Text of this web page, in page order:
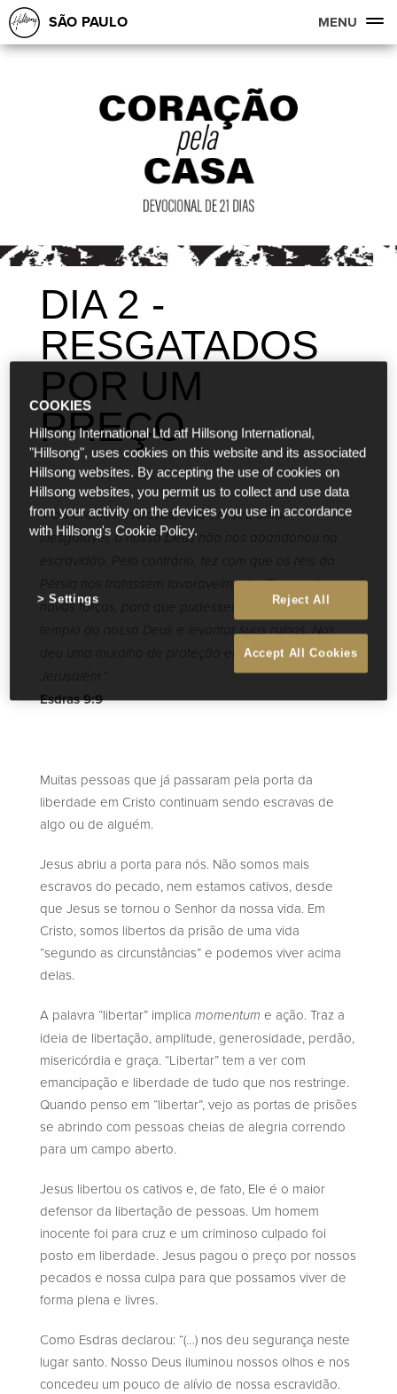
SÃO PAULO MENU
DIA 2 -
RESGATADOS
POR UM
PREÇO
Nov 9 2021
“Pois éramos escravos, mas em seu amor
inesgotável, o nosso Deus não nos abandonou na
escravidão. Pelo contrário, fez com que os reis da
Pérsia nos tratassem favoravelmente. Ele nos deu
novas forças, para que pudéssemos reconstruir o
templo do nosso Deus e levantar suas ruínas. Nos
deu uma muralha de proteção em Judá e em
Jerusalém.”
Esdras 9:9
Muitas pessoas que já passaram pela porta da
liberdade em Cristo continuam sendo escravas de
algo ou de alguém.
Jesus abriu a porta para nós. Não somos mais
escravos do pecado, nem estamos cativos, desde
que Jesus se tornou o Senhor da nossa vida. Em
Cristo, somos libertos da prisão de uma vida
“segundo as circunstâncias” e podemos viver acima
delas.
A palavra “libertar” implica momentum e ação. Traz a
ideia de libertação, amplitude, generosidade, perdão,
misericórdia e graça. “Libertar” tem a ver com
emancipação e liberdade de tudo que nos restringe.
Quando penso em “libertar”, vejo as portas de prisões
se abrindo com pessoas cheias de alegria correndo
para um campo aberto.
Jesus libertou os cativos e, de fato, Ele é o maior
defensor da libertação de pessoas. Um homem
inocente foi para cruz e um criminoso culpado foi
posto em liberdade. Jesus pagou o preço por nossos
pecados e nossa culpa para que possamos viver de
forma plena e livres.
Como Esdras declarou: “(…) nos deu segurança neste
lugar santo. Nosso Deus iluminou nossos olhos e nos
concedeu um pouco de alívio de nossa escravidão.
COOKIES
Hillsong International Ltd atf Hillsong International,
"Hillsong", uses cookies on this website and its associated
Hillsong websites. By accepting the use of cookies on
Hillsong websites, you permit us to collect and use data
from your activity on the devices you use in accordance
with Hillsong's Cookie Policy.
Reject All
Accept All Cookies
Settings